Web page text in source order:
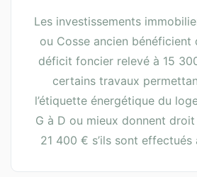
Les investissements
ou Cosse ancien bénéficient
déficit foncier relevé à 15
certains travaux
l’étiquette énergétique du
G à D ou mieux donnent
21 400 € s’ils sont